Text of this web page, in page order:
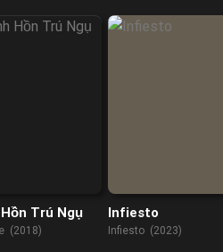
Trú Ngụ
(2018)
Infiesto
Infiesto (2023)